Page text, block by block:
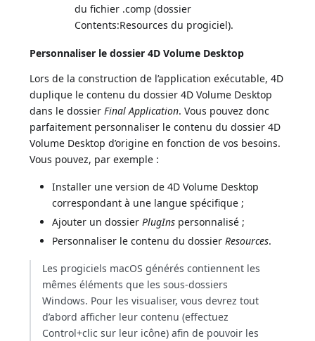
du fichier .comp (dossier
Contents:Resources du progiciel).
Personnaliser le dossier 4D Volume Desktop
Lors de la construction de l’application exécutable, 4D
duplique le contenu du dossier 4D Volume Desktop
dans le dossierFinal Application. Vous pouvez donc
parfaitement personnaliser le contenu du dossier 4D
Volume Desktop d’origine en fonction de vos besoins.
Vous pouvez, par exemple :
Installer une version de 4D Volume Desktop
correspondant à une langue spécifique ;
Ajouter un dossierPlugIns personnalisé ;
Personnaliser le contenu du dossierResources.
Les progiciels macOS générés contiennent les
mêmes éléments que les sous-dossiers
Windows. Pour les visualiser, vous devrez tout
d’abord afficher leur contenu (effectuez
Control+clic sur leur icône) afin de pouvoir les